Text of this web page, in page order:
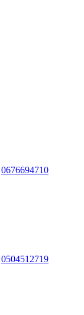
0676694710
0504512719